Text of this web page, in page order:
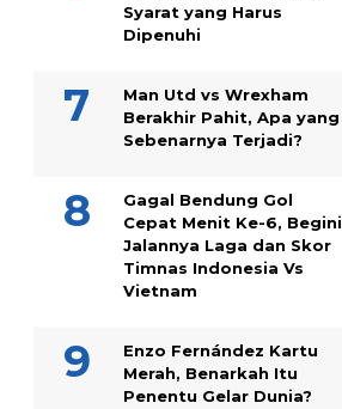
Syarat yang Harus
Dipenuhi
Man Utd vs Wrexham
Berakhir Pahit, Apa yang
Sebenarnya Terjadi?
Gagal Bendung Gol
Cepat Menit Ke-6, Begini
Jalannya Laga dan Skor
Timnas Indonesia Vs
Vietnam
Enzo Fernández Kartu
Merah, Benarkah Itu
Penentu Gelar Dunia?